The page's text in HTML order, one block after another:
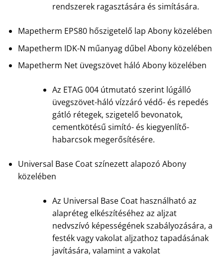
rendszerek ragasztására és simítására.
Mapetherm EPS80 hőszigetelő lap Abony közelében
Mapetherm IDK-N műanyag dűbel Abony közelében
Mapetherm Net üvegszövet háló Abony közelében
Az ETAG 004 útmutató szerint lúgálló
üvegszövet-háló vízzáró védő- és repedés
gátló rétegek, szigetelő bevonatok,
cementkötésű simító- és kiegyenlítő-
habarcsok megerősítésére.
Universal Base Coat színezett alapozó Abony
közelében
Az Universal Base Coat használható az
alapréteg elkészítéséhez az aljzat
nedvszívó képességének szabályozására, a
festék vagy vakolat aljzathoz tapadásának
javítására, valamint a vakolat